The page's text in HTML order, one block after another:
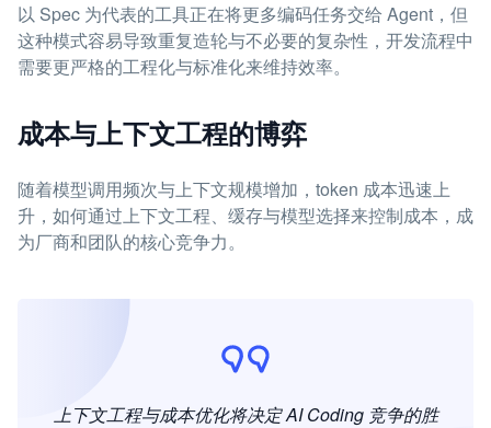
以 Spec 为代表的工具正在将更多编码任务交给 Agent，但
这种模式容易导致重复造轮与不必要的复杂性，开发流程中
需要更严格的工程化与标准化来维持效率。
成本与上下文工程的博弈
随着模型调用频次与上下文规模增加，token 成本迅速上
升，如何通过上下文工程、缓存与模型选择来控制成本，成
为厂商和团队的核心竞争力。
上下文工程与成本优化将决定 AI Coding 竞争的胜